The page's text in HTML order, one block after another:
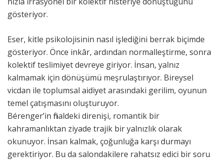
gösteriyor.
Eser, kitle psikolojisinin nasıl işlediğini berrak biçimde
gösteriyor. Önce inkâr, ardından normalleştirme, sonra
kolektif teslimiyet devreye giriyor. İnsan, yalnız
kalmamak için dönüşümü meşrulaştırıyor. Bireysel
vicdan ile toplumsal aidiyet arasındaki gerilim, oyunun
temel çatışmasını oluşturuyor.
Bérenger’in finaldeki direnişi, romantik bir
kahramanlıktan ziyade trajik bir yalnızlık olarak
okunuyor. İnsan kalmak, çoğunluğa karşı durmayı
gerektiriyor. Bu da salondakilere rahatsız edici bir soru